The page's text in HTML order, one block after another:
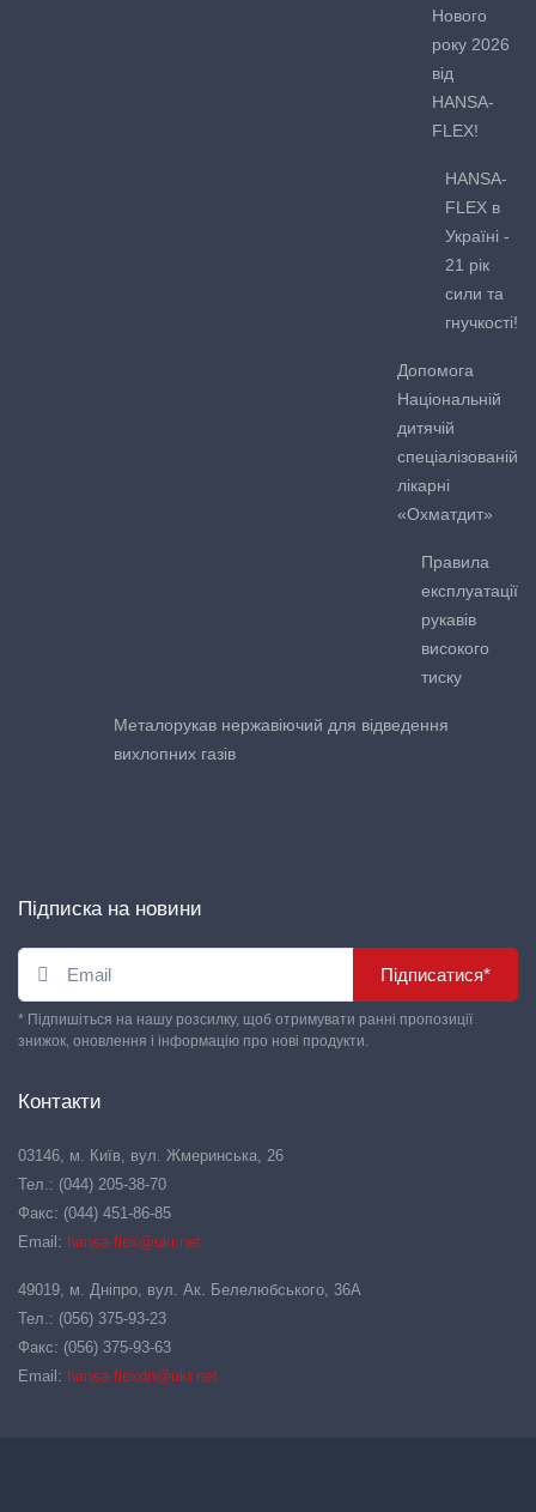
Нового
року 2026
від
HANSA-
FLEX!
HANSA-
FLEX в
Україні -
21 рік
сили та
гнучкості!
Допомога
Національній
дитячій
спеціалізованій
лікарні
«Охматдит»
Правила
експлуатації
рукавів
високого
тиску
Металорукав нержавіючий для відведення
вихлопних газів
Підписка на новини
Підписатися*
* Підпишіться на нашу розсилку, щоб отримувати ранні пропозиції
знижок, оновлення і інформацію про нові продукти.
Контакти
03146, м. Київ, вул. Жмеринська, 26
Тел.: (044) 205-38-70
Факс: (044) 451-86-85
Email: hansa-flex@ukr.net
49019, м. Дніпро, вул. Ак. Белелюбського, 36А
Тел.: (056) 375-93-23
Факс: (056) 375-93-63
Email: hansa-flexdn@ukr.net